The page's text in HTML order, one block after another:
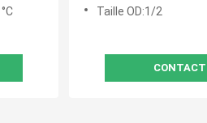
Taille OD:1/2